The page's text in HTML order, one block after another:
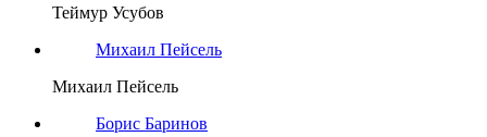
Теймур Усубов
Михаил Пейсель
Михаил Пейсель
Борис Баринов